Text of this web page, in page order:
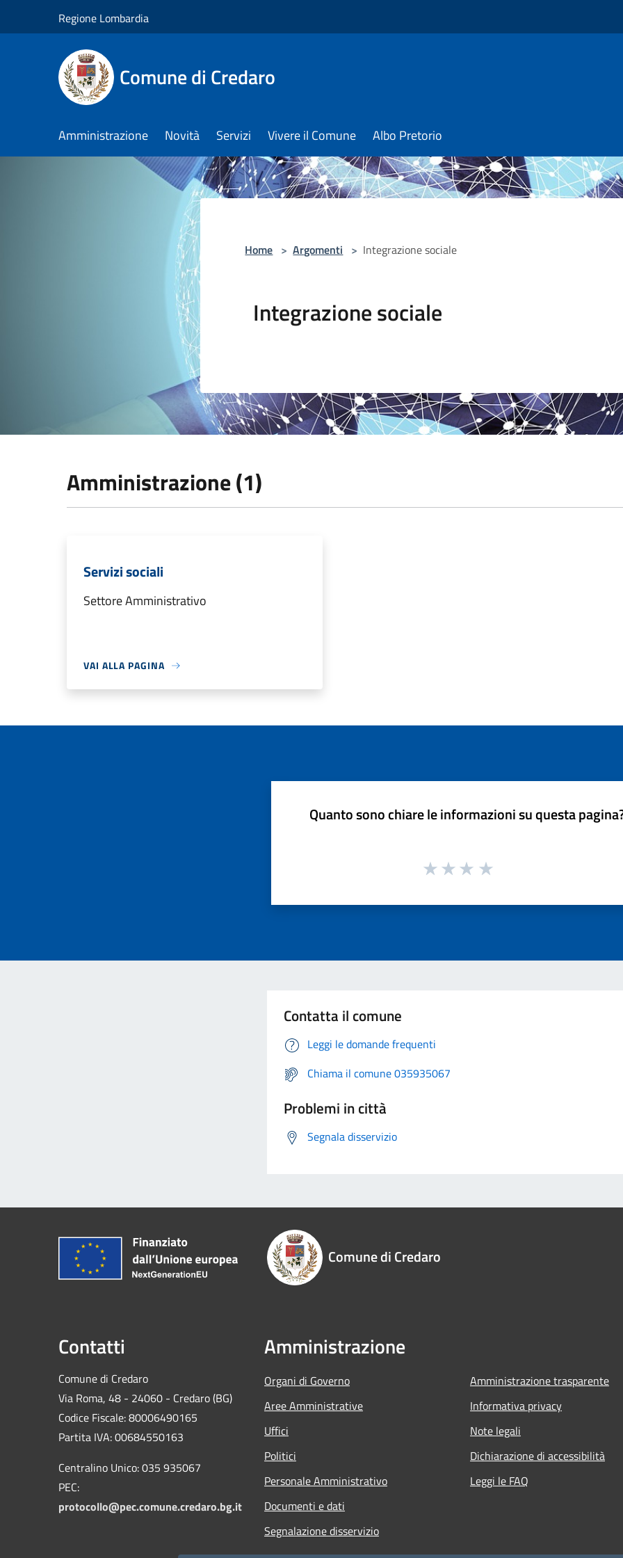
Regione Lombardia
Comune di Credaro
Amministrazione Novità Servizi Vivere il Comune Albo Pretorio
Home > Argomenti > Integrazione sociale
Integrazione sociale
Amministrazione (1)
Servizi sociali
Settore Amministrativo
VAI ALLA PAGINA
Quanto sono chiare le informazioni su questa
Contatta il comune
Leggi le domande frequenti
Chiama il comune 035935067
Problemi in città
Segnala disservizio
Comune di Credaro
Contatti
Comune di Credaro
Via Roma, 48 - 24060 - Credaro (BG)
Codice Fiscale: 80006490165
Partita IVA: 00684550163
Centralino Unico: 035 935067
PEC:
protocollo@pec.comune.credaro.bg.it
Amministrazione
Organi di Governo
Aree Amministrative
Uffici
Politici
Personale Amministrativo
Documenti e dati
Segnalazione disservizio
Amministrazione trasparente
Informativa privacy
Note legali
Dichiarazione di accessibilità
Leggi le FAQ